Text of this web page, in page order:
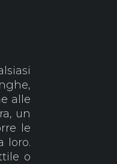
alle
un
le
loro.
o